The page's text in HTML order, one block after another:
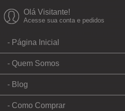
Olá Visitante!
Acesse sua conta e pedidos
Página Inicial
Quem Somos
Blog
Como Comprar